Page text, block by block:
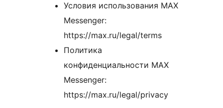
Условия использования MAX
Messenger:
https://max.ru/legal/terms
Политика
конфиденциальности MAX
Messenger:
https://max.ru/legal/privacy